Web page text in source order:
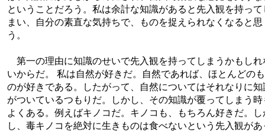
ということだろう。私は余計な知識があると先入観を持って
まい、自分の素直な気持ちで、ものを捉えられなくなると思
う。
第一の理由に知識のせいで先入観を持ってしまうかもしれ
いからだ。 私は自然が好きだ。自然であれば、ほとんどのも
のが好きである。したがって、自然についてはそれなりに知
がついているつもりだ。しかし、その知識が覆ってしまう時
よくある。例えばキノコだ。キノコも、もちろん好きだ。し
し、毒キノコを絶対に生きものは食べないという先入観があ